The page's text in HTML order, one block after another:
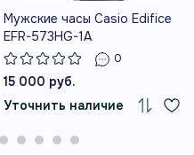
Мужские часы Casio Edifice
EFR-573HG-1A
0
15 000 руб.
Уточнить наличие